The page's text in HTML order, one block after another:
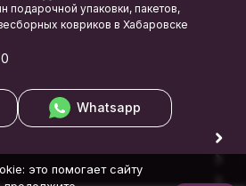
подарочной упаковки, пакетов,
ковриков в Хабаровске
Whatsapp
это помогает сайту